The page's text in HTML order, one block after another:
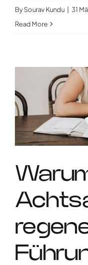
BySourav Kundu 31
Read More